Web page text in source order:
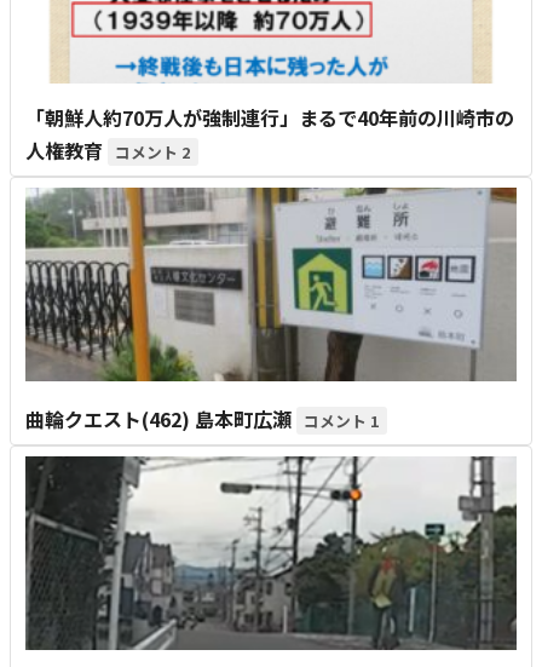
「朝鮮人約70万人が強制連行」まるで40年前の川崎市の
人権教育
2
曲輪クエスト(462) 島本町広瀬 1